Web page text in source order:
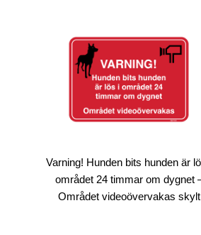
Varning! Hunden bits hunden är
området 24 timmar om dygnet
Området videoövervakas skylt